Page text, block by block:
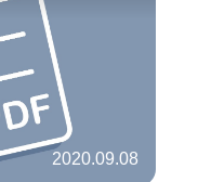
2020.09.08